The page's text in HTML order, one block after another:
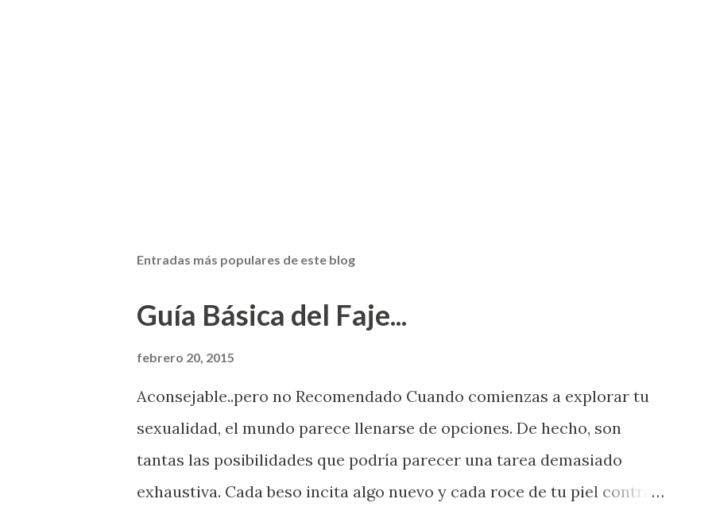
Entradas más populares de este blog
Guía Básica del Faje...
febrero 20, 2015
Aconsejable..pero no Recomendado Cuando comienzas a explorar tu
sexualidad, el mundo parece llenarse de opciones. De hecho, son
tantas las posibilidades que podría parecer una tarea demasiado
exhaustiva. Cada beso incita algo nuevo y cada roce de tu piel contra